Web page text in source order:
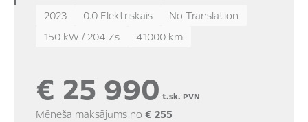
2023 0.0 Elektriskais
No Translation
150 kW / 204 Zs
41000 km
€ 25 990t.sk. PVN
Mēneša maksājums no € 255